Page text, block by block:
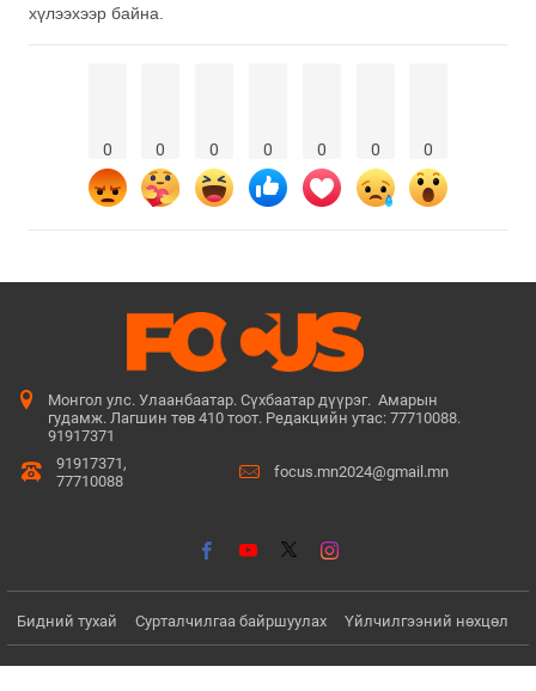
хүлээхээр байна.
0 0 0 0 0 0 0
Монгол улс. Улаанбаатар. Сүхбаатар дүүрэг. Амарын
гудамж. Лагшин төв 410 тоот. Редакцийн утас: 77710088.
91917371
91917371,
77710088
focus.mn2024@gmail.mn
Бидний тухай Сурталчилгаа байршуулах Үйлчилгээний нөхцөл